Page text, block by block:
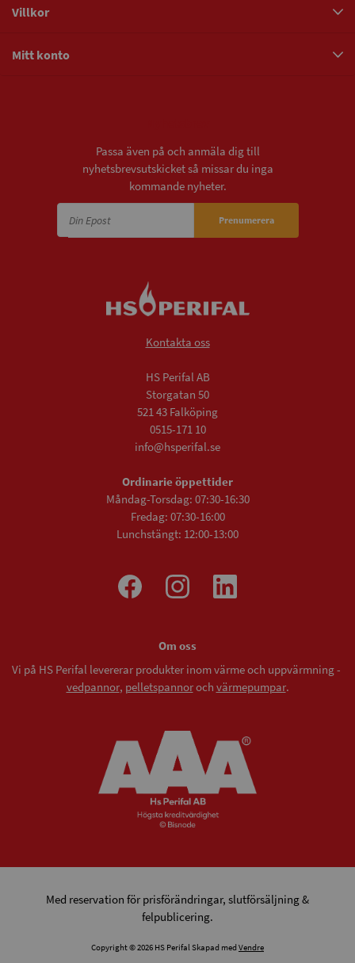
Villkor
Mitt konto
Passa även på och anmäla dig till
nyhetsbrevsutskicket så missar du inga
kommande nyheter.
Prenumerera
Kontakta oss
HS Perifal AB
Storgatan 50
521 43 Falköping
0515-171 10
info@hsperifal.se
Ordinarie öppettider
Måndag-Torsdag: 07:30-16:30
Fredag: 07:30-16:00
Lunchstängt: 12:00-13:00
Om oss
Vi på HS Perifal levererar produkter inom värme och uppvärmning -
vedpannor, pelletspannoroch värmepumpar.
Med reservation för prisförändringar, slutförsäljning &
felpublicering.
Copyright © 2026 HS Perifal Skapad medVendre